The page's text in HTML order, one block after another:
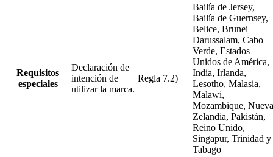
Requisitos
especiales
Declaración de
intención de
utilizar la marca.
Regla 7.2)
Bailía de Jersey,
Bailía de Guernsey,
Belice, Brunei
Darussalam, Cabo
Verde, Estados
Unidos de América,
India, Irlanda,
Lesotho, Malasia,
Malawi,
Mozambique, Nueva
Zelandia, Pakistán,
Reino Unido,
Singapur, Trinidad y
Tabago